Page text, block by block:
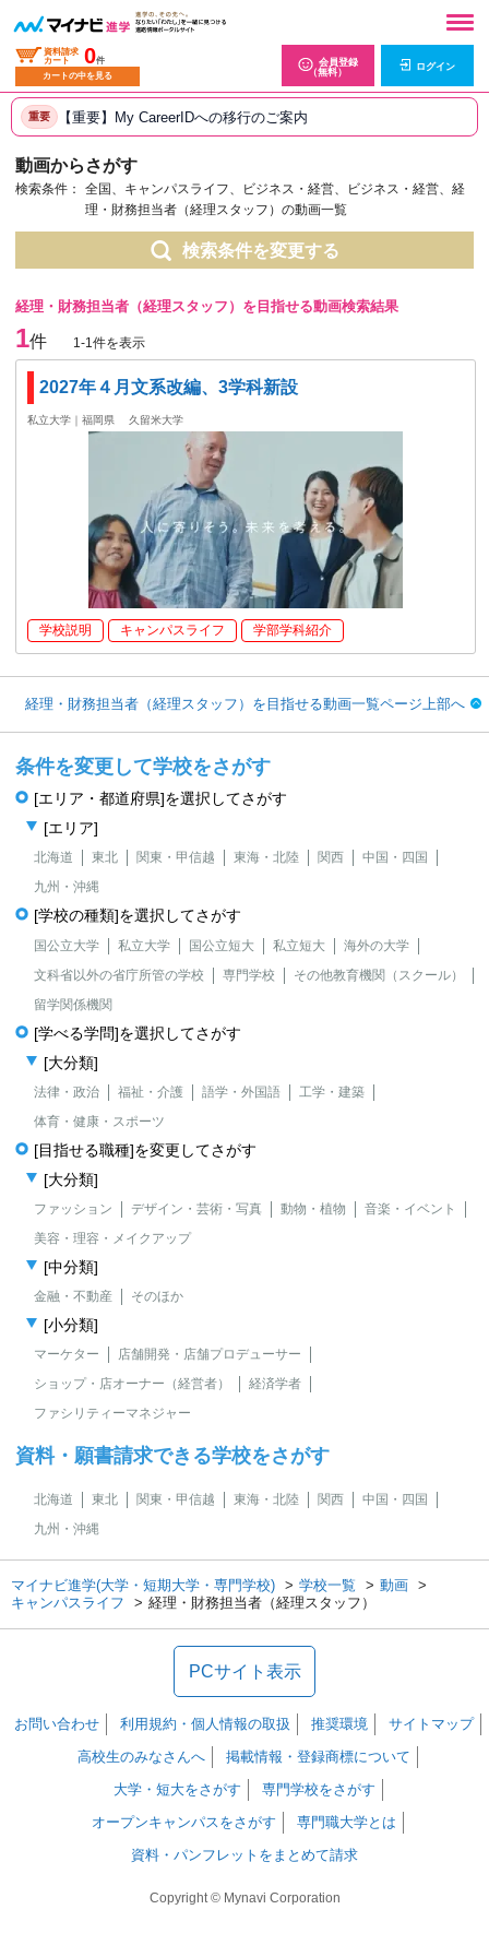
資料請求
カート
0件
カートの中を見る
会員登録
（無料）
ログイン
重要 【重要】My CareerIDへの移行のご案内
動画からさがす
検索条件：
全国、キャンパスライフ、ビジネス・経営、ビジネス・経営、経
理・財務担当者（経理スタッフ）の動画一覧
検索条件を変更する
経理・財務担当者（経理スタッフ）を目指せる動画検索結果
1件 1-1件を表示
2027年４月文系改編、3学科新設
私立大学｜福岡県 久留米大学
学校説明 キャンパスライフ 学部学科紹介
経理・財務担当者（経理スタッフ）を目指せる動画一覧ページ上部へ
条件を変更して学校をさがす
[エリア・都道府県]を選択してさがす
[エリア]
北海道 東北 関東・甲信越 東海・北陸 関西
中国・四国
九州・沖縄
[学校の種類]を選択してさがす
国公立大学 私立大学 国公立短大 私立短大
海外の大学
文科省以外の省庁所管の学校
専門学校
その他教育機関（スクール）
留学関係機関
[学べる学問]を選択してさがす
[大分類]
法律・政治 福祉・介護 語学・外国語
工学・建築
体育・健康・スポーツ
[目指せる職種]を変更してさがす
[大分類]
ファッション デザイン・芸術・写真 動物・植物
音楽・イベント
美容・理容・メイクアップ
[中分類]
金融・不動産 そのほか
[小分類]
マーケター
店舗開発・店舗プロデューサー
ショップ・店オーナー（経営者）
経済学者
ファシリティーマネジャー
資料・願書請求できる学校をさがす
北海道 東北 関東・甲信越 東海・北陸 関西
中国・四国
九州・沖縄
マイナビ進学(大学・短期大学・専門学校) 学校一覧
動画
キャンパスライフ
経理・財務担当者（経理スタッフ）
PCサイト表示
お問い合わせ 利用規約・個人情報の取扱 推奨環境
サイトマップ
高校生のみなさんへ
掲載情報・登録商標について
大学・短大をさがす
専門学校をさがす
オープンキャンパスをさがす
専門職大学とは
資料・パンフレットをまとめて請求
Copyright © Mynavi Corporation